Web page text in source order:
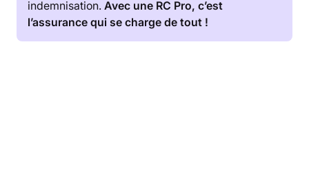
indemnisation. Avec une RC Pro, c’est
l’assurance qui se charge de tout !